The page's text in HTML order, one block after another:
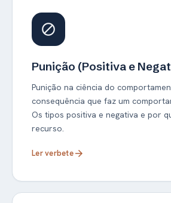
block
Punição (Positiva e
Punição na ciência do
consequência que faz um
Os tipos positiva e negativa e por
recurso.
Ler verbetearrow_forward